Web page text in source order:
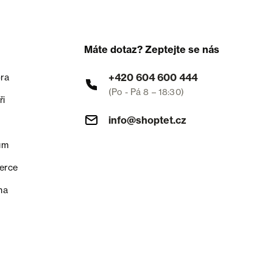
Máte dotaz? Zeptejte se nás
+420 604 600 444
(Po - Pá 8 – 18:30)
info@shoptet.cz